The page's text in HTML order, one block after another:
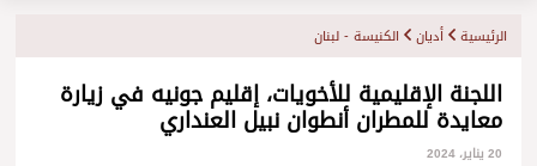
الرئيسية أديان الكنيسة - لبنان
اللجنة الإقليمية للأخويات، إقليم جونيه في زيارة
معايدة للمطران أنطوان نبيل العنداري
20 يناير، 2024